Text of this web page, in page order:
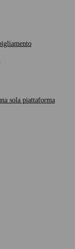
sola piattaforma